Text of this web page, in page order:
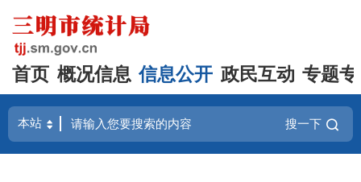
首页 概况信息 信息公开 政民互动 专题
搜一下